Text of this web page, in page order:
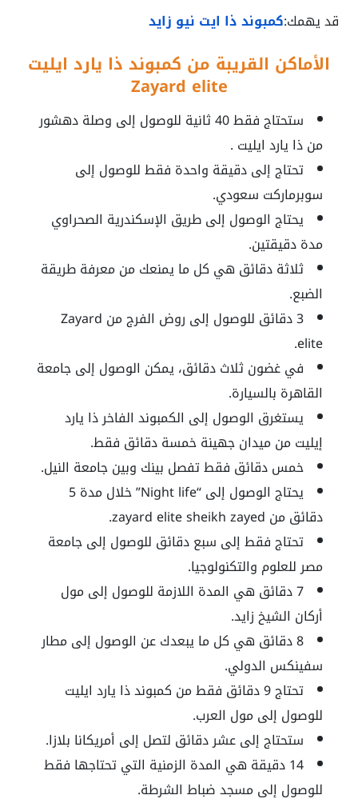
قد يهمك:كمبوند ذا ايت نيو زايد
الأماكن القريبة من كمبوند ذا يارد ايليت
Zayard elite
ستحتاج فقط 40 ثانية للوصول إلى وصلة دهشور
من ذا يارد ايليت .
تحتاج إلى دقيقة واحدة فقط للوصول إلى
سوبرماركت سعودي.
يحتاج الوصول إلى طريق الإسكندرية الصحراوي
مدة دقيقتين.
ثلاثة دقائق هي كل ما يمنعك من معرفة طريقة
الضبع.
3 دقائق للوصول إلى روض الفرج من Zayard
elite.
في غضون ثلاث دقائق، يمكن الوصول إلى جامعة
القاهرة بالسيارة.
يستغرق الوصول إلى الكمبوند الفاخر ذا يارد
إيليت من ميدان جهينة خمسة دقائق فقط.
خمس دقائق فقط تفصل بينك وبين جامعة النيل.
يحتاج الوصول إلى“Night life”
خلال مدة 5
دقائق من zayard elite sheikh zayed
.
تحتاج فقط إلى سبع دقائق للوصول إلى جامعة
مصر للعلوم والتكنولوجيا.
7 دقائق هي المدة اللازمة للوصول إلى مول
أركان الشيخ زايد.
8 دقائق هي كل ما يبعدك عن الوصول إلى مطار
سفينكس الدولي.
تحتاج 9 دقائق فقط من كمبوند ذا يارد ايليت
للوصول إلى مول العرب.
ستحتاج إلى عشر دقائق لتصل إلى أمريكانا بلازا.
14 دقيقة هي المدة الزمنية التي تحتاجها فقط
للوصول إلى مسجد ضباط الشرطة.